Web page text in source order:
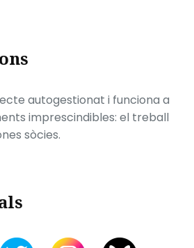
autogestionat i funciona a
imprescindibles: el treball
sòcies.